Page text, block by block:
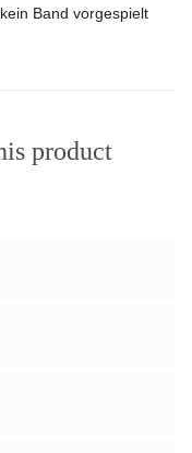
Band vorgespielt
product